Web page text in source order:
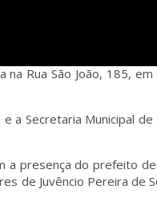
na Rua São João, 185,
a Secretaria Municipal de
presença do prefeito
de Juvêncio Pereira de